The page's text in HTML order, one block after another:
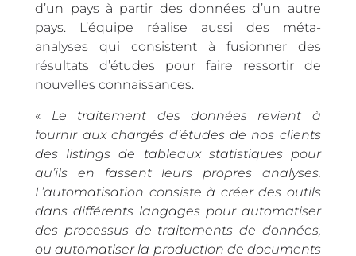
d’un pays à partir des données d’un autre
pays. L’équipe réalise aussi des méta-
analyses qui consistent à fusionner des
résultats d’études pour faire ressortir de
nouvelles connaissances.
« Le traitement des données revient à
fournir aux chargés d’études de nos clients
des listings de tableaux statistiques pour
qu’ils en fassent leurs propres analyses.
L’automatisation consiste à créer des outils
dans différents langages pour automatiser
des processus de traitements de données,
ou automatiser la production de documents